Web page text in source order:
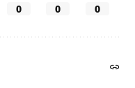
0 0 0